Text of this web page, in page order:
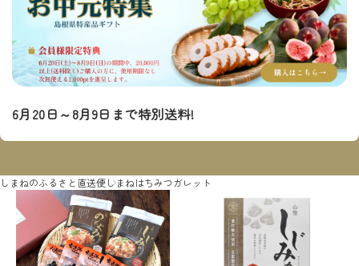
6月20日～8月9日まで特別送料!
しまねのふるさと直送便しまねはちみつガレット